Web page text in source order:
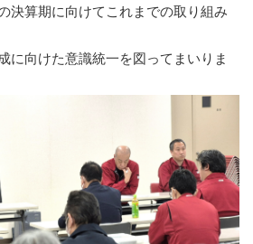
決算期に向けてこれまでの取り組み
に向けた意識統一を図ってまいりま